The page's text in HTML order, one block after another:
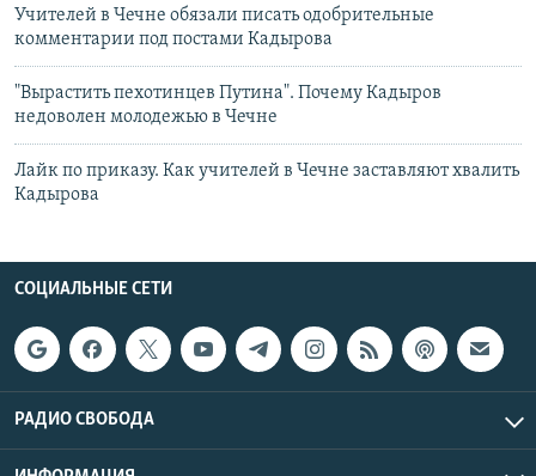
Учителей в Чечне обязали писать одобрительные
комментарии под постами Кадырова
"Вырастить пехотинцев Путина". Почему Кадыров
недоволен молодежью в Чечне
Лайк по приказу. Как учителей в Чечне заставляют хвалить
Кадырова
СОЦИАЛЬНЫЕ СЕТИ
РАДИО СВОБОДА